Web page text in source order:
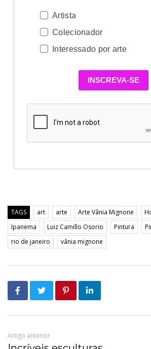
Artista
Colecionador
Interessado por arte
INSCREVA-SE
TAGS art arte Arte Vânia Mignone
Ipanema
Luiz Camillo Osorio Pintura
rio de janeiro
vânia mignone
Artigo anterior